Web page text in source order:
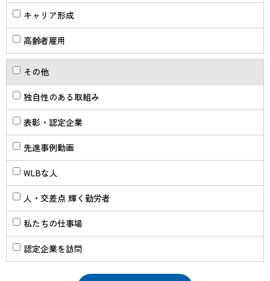
キャリア形成
高齢者雇用
その他
独自性のある取組み
表彰・認定企業
先進事例動画
WLBな人
人・交差点 輝く勤労者
私たちの仕事場
認定企業を訪問